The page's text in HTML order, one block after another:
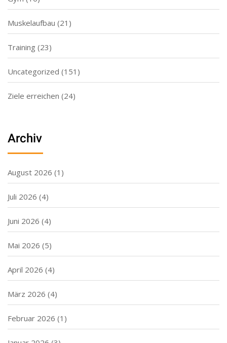
Muskelaufbau (21)
Training (23)
Uncategorized (151)
Ziele erreichen (24)
Archiv
August 2026 (1)
Juli 2026 (4)
Juni 2026 (4)
Mai 2026 (5)
April 2026 (4)
März 2026 (4)
Februar 2026 (1)